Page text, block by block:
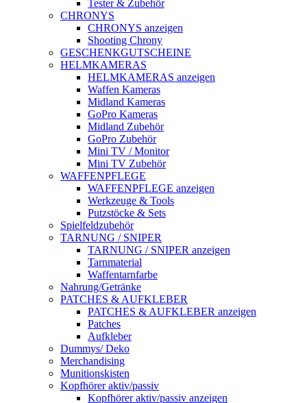
Tester & Zubehör
CHRONYS
CHRONYS anzeigen
Shooting Chrony
GESCHENKGUTSCHEINE
HELMKAMERAS
HELMKAMERAS anzeigen
Waffen Kameras
Midland Kameras
GoPro Kameras
Midland Zubehör
GoPro Zubehör
Mini TV / Monitor
Mini TV Zubehör
WAFFENPFLEGE
WAFFENPFLEGE anzeigen
Werkzeuge & Tools
Putzstöcke & Sets
Spielfeldzubehör
TARNUNG / SNIPER
TARNUNG / SNIPER anzeigen
Tarnmaterial
Waffentarnfarbe
Nahrung/Getränke
PATCHES & AUFKLEBER
PATCHES & AUFKLEBER anzeigen
Patches
Aufkleber
Dummys/ Deko
Merchandising
Munitionskisten
Kopfhörer aktiv/passiv
Kopfhörer aktiv/passiv anzeigen